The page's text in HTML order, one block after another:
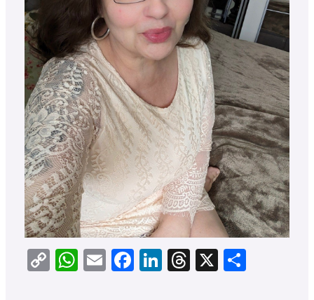
CopyWhatsApp
EmailFacebook
LinkedIn
Threads
X Teilen